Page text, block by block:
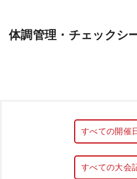
体調管理・チェックシ
すべての開催
すべての大会